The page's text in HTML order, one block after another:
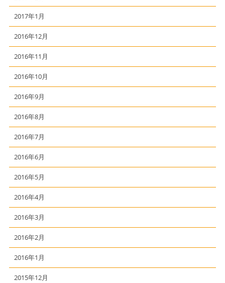
2017年1月
2016年12月
2016年11月
2016年10月
2016年9月
2016年8月
2016年7月
2016年6月
2016年5月
2016年4月
2016年3月
2016年2月
2016年1月
2015年12月